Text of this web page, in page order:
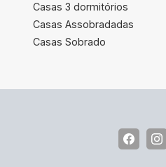
Casas 3 dormitórios
Casas Assobradadas
Casas Sobrado